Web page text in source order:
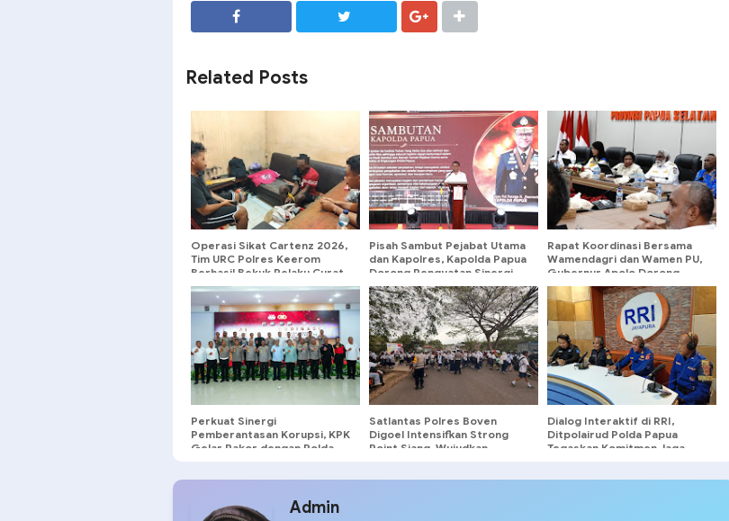
Related Posts
Operasi Sikat Cartenz 2026,
Tim URC Polres Keerom
Berhasil Bekuk Pelaku Curat
Pisah Sambut Pejabat Utama
dan Kapolres, Kapolda Papua
Dorong Penguatan Sinergi
dan Pelayanan Masyarakat
Rapat Koordinasi Bersama
Wamendagri dan Wamen PU,
Gubernur Apolo Dorong
Percepatan Pembangunan
Perkuat Sinergi
Pemberantasan Korupsi, KPK
Gelar Rakor dengan Polda
Satlantas Polres Boven
Digoel Intensifkan Strong
Point Siang, Wujudkan
Dialog Interaktif di RRI,
Ditpolairud Polda Papua
Tegaskan Komitmen Jaga
Admin